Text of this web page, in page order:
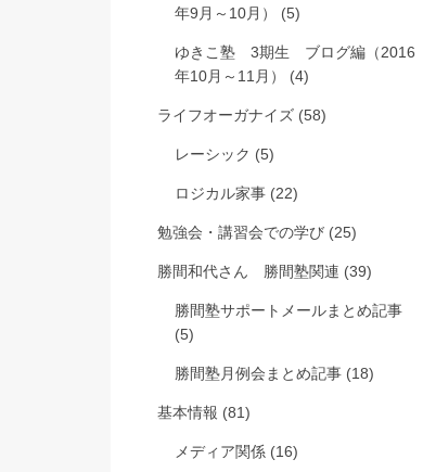
年9月～10月） (5)
ゆきこ塾 3期生 ブログ編（2016
年10月～11月） (4)
ライフオーガナイズ (58)
レーシック (5)
ロジカル家事 (22)
勉強会・講習会での学び (25)
勝間和代さん 勝間塾関連 (39)
勝間塾サポートメールまとめ記事
(5)
勝間塾月例会まとめ記事 (18)
基本情報 (81)
メディア関係 (16)